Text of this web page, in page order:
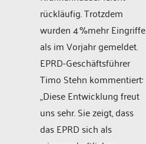
rückläufig. Trotzdem
wurden 4 %mehr Eingriffe
als im Vorjahr gemeldet.
EPRD-Geschäftsführer
Timo Stehn kommentiert:
„Diese Entwicklung freut
uns sehr. Sie zeigt, dass
das EPRD sich als